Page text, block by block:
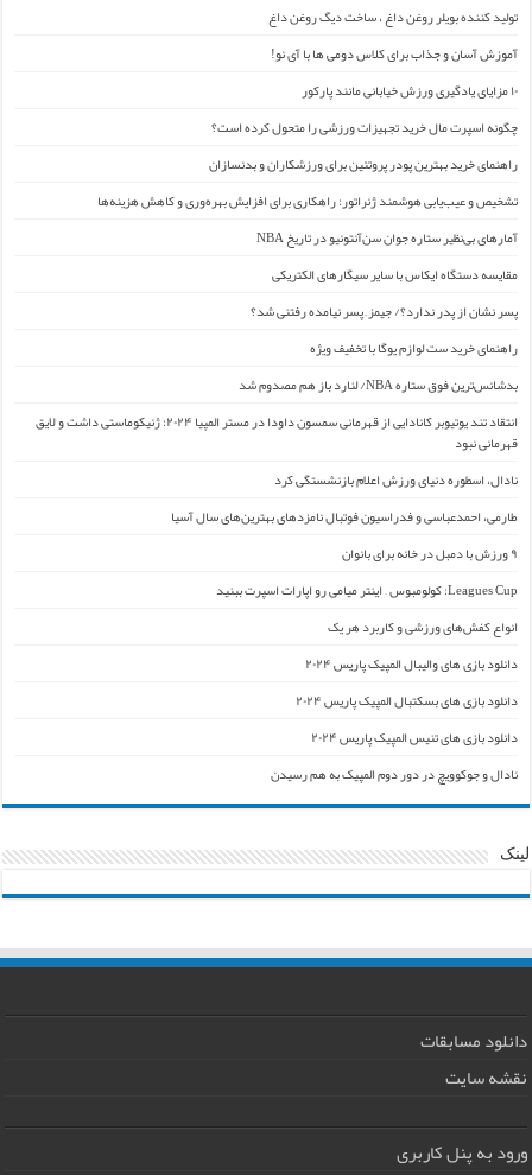
تولید کننده بویلر روغن داغ ، ساخت دیگ روغن داغ
آموزش آسان و جذاب برای کلاس دومی ها با آی نو!
۱۰ مزایای یادگیری ورزش خیابانی مانند پارکور
چگونه اسپرت مال خرید تجهیزات ورزشی را متحول کرده است؟
راهنمای خرید بهترین پودر پروتئین برای ورزشکاران و بدنسازان
تشخیص و عیب‌یابی هوشمند ژنراتور: راهکاری برای افزایش بهره‌وری و کاهش هزینه‌ها
آمارهای بی‌نظیر ستاره جوان سن‌آنتونیو در تاریخ NBA
مقایسه دستگاه ایکاس با سایر سیگارهای الکتریکی
پسر نشان از پدر ندارد؟/ جیمز ِ پسر نیامده رفتنی شد؟
راهنمای خرید ست لوازم یوگا با تخفیف ویژه
بدشانس‌ترین فوق ستاره NBA/ لنارد باز هم مصدوم شد
انتقاد تند یوتیوبر کانادایی از قهرمانی سمسون داودا در مستر المپیا ۲۰۲۴: ژنیکوماستی داشت و لایق
قهرمانی نبود
نادال، اسطوره دنیای ورزش اعلام بازنشستگی کرد
طارمی، احمدعباسی و فدراسیون فوتبال نامزدهای بهترین‌های سال آسیا
۹ ورزش با دمبل در خانه برای بانوان
Leagues Cup: کولومبوس – اینتر میامی رو اپارات اسپرت ببنید
انواع کفش‌های ورزشی و کاربرد هر یک
دانلود بازی های والیبال المپیک پاریس ۲۰۲۴
دانلود بازی های بسکتبال المپیک پاریس ۲۰۲۴
دانلود بازی های تنیس المپیک پاریس ۲۰۲۴
نادال و جوکوویچ در دور دوم المپیک به هم رسیدن
لینک
دانلود مسابقات
نقشه سایت
ورود به پنل کاربری